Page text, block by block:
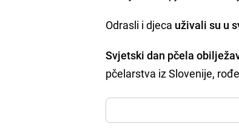
Odrasli i djeca uživali su u
Svjetski dan pčela
pčelarstva iz Slovenije,